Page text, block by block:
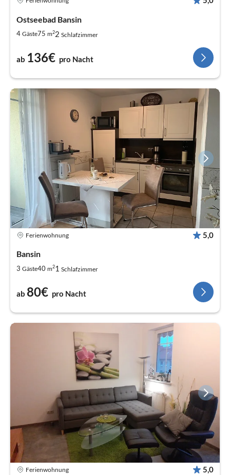
Ostseebad Bansin
4 Gäste75 m22 Schlafzimmer
ab 136€ pro Nacht
Ferienwohnung 5,0
Bansin
3 Gäste40 m21 Schlafzimmer
ab 80€ pro Nacht
Ferienwohnung 5,0